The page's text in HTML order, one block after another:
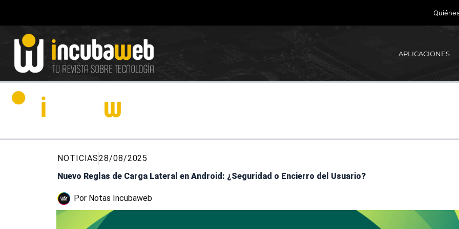
contenido
APLICACIONES
NOTICIAS28/08/2025
Nuevo Reglas de Carga Lateral en Android: ¿Seguridad o Encierro del Usuario?
Por Notas Incubaweb